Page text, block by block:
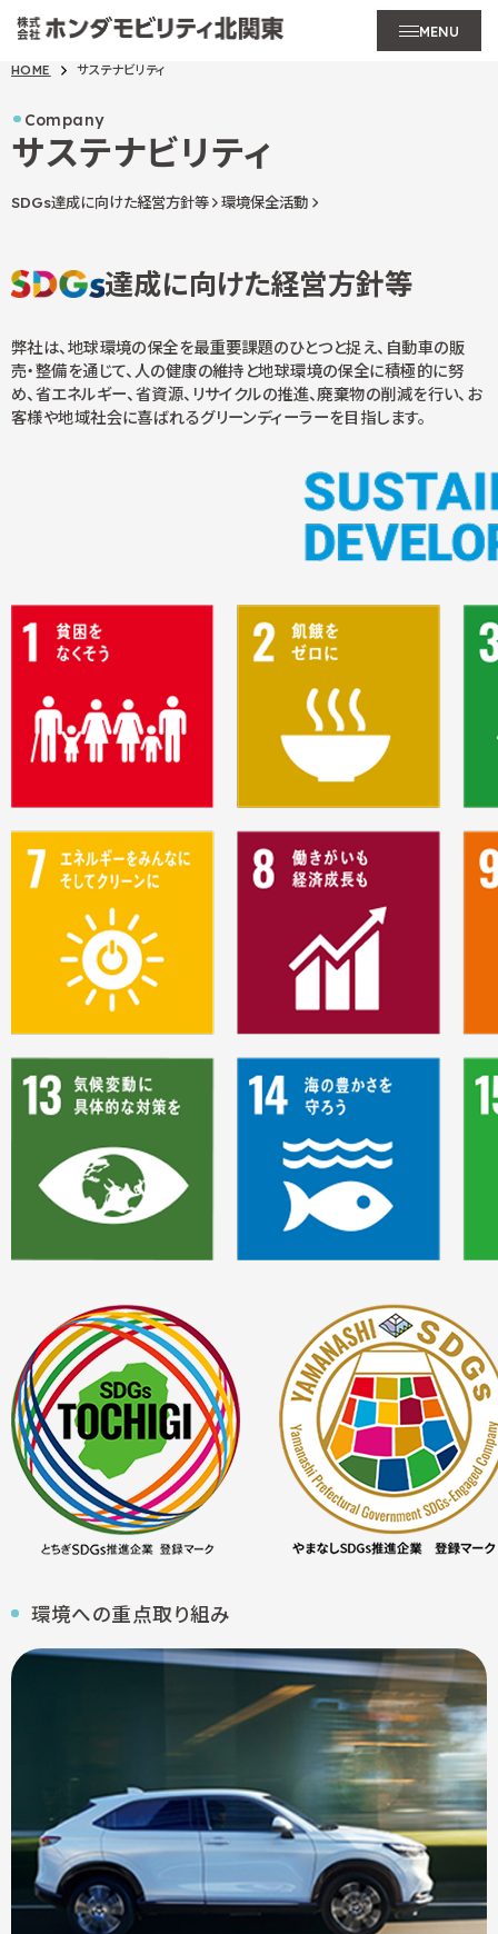
MENU
HOME サステナビリティ
Company
サステナビリティ
SDGs達成に向けた経営方針等 環境保全活動
達成に向けた経営方針等
弊社は、地球環境の保全を最重要課題のひとつと捉え、自動車の販
売・整備を通じて、人の健康の維持と地球環境の保全に積極的に努
め、省エネルギー、省資源、リサイクルの推進、廃棄物の削減を行い、お
客様や地域社会に喜ばれるグリーンディーラーを目指します。
環境への重点取り組み